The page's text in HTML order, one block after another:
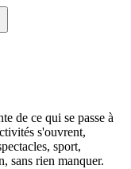
de ce qui se passe à
s'ouvrent,
sport,
sans rien manquer.